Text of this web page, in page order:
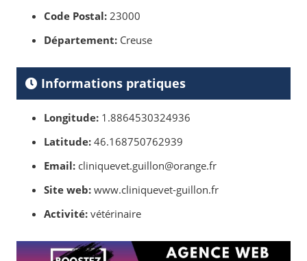
Code Postal: 23000
Département: Creuse
Informations pratiques
Longitude: 1.8864530324936
Latitude: 46.168750762939
Email: cliniquevet.guillon@orange.fr
Site web: www.cliniquevet-guillon.fr
Activité: vétérinaire